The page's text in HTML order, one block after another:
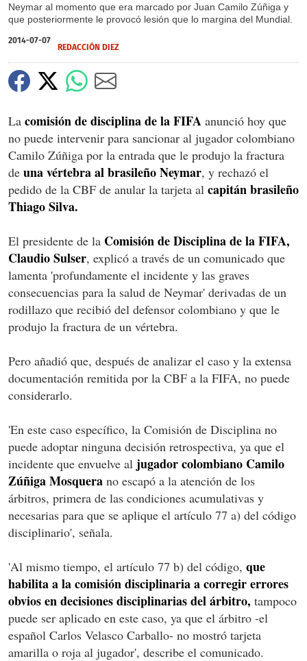
Neymar al momento que era marcado por Juan Camilo Zúñiga y
que posteriormente le provocó lesión que lo margina del Mundial.
2014-07-07
REDACCIÓN DIEZ
La comisión de disciplina de la FIFA anunció hoy que
no puede intervenir para sancionar al jugador colombiano
Camilo Zúñiga por la entrada que le produjo la fractura
de una vértebra al brasileño Neymar, y rechazó el
pedido de la CBF de anular la tarjeta al capitán brasileño
Thiago Silva.
El presidente de la Comisión de Disciplina de la FIFA,
Claudio Sulser, explicó a través de un comunicado que
lamenta 'profundamente el incidente y las graves
consecuencias para la salud de Neymar' derivadas de un
rodillazo que recibió del defensor colombiano y que le
produjo la fractura de un vértebra.
Pero añadió que, después de analizar el caso y la extensa
documentación remitida por la CBF a la FIFA, no puede
considerarlo.
'En este caso específico, la Comisión de Disciplina no
puede adoptar ninguna decisión retrospectiva, ya que el
incidente que envuelve al jugador colombiano Camilo
Zúñiga Mosquera no escapó a la atención de los
árbitros, primera de las condiciones acumulativas y
necesarias para que se aplique el artículo 77 a) del código
disciplinario', señala.
'Al mismo tiempo, el artículo 77 b) del código, que
habilita a la comisión disciplinaria a corregir errores
obvios en decisiones disciplinarias del árbitro, tampoco
puede ser aplicado en este caso, ya que el árbitro -el
español Carlos Velasco Carballo- no mostró tarjeta
amarilla o roja al jugador', describe el comunicado.